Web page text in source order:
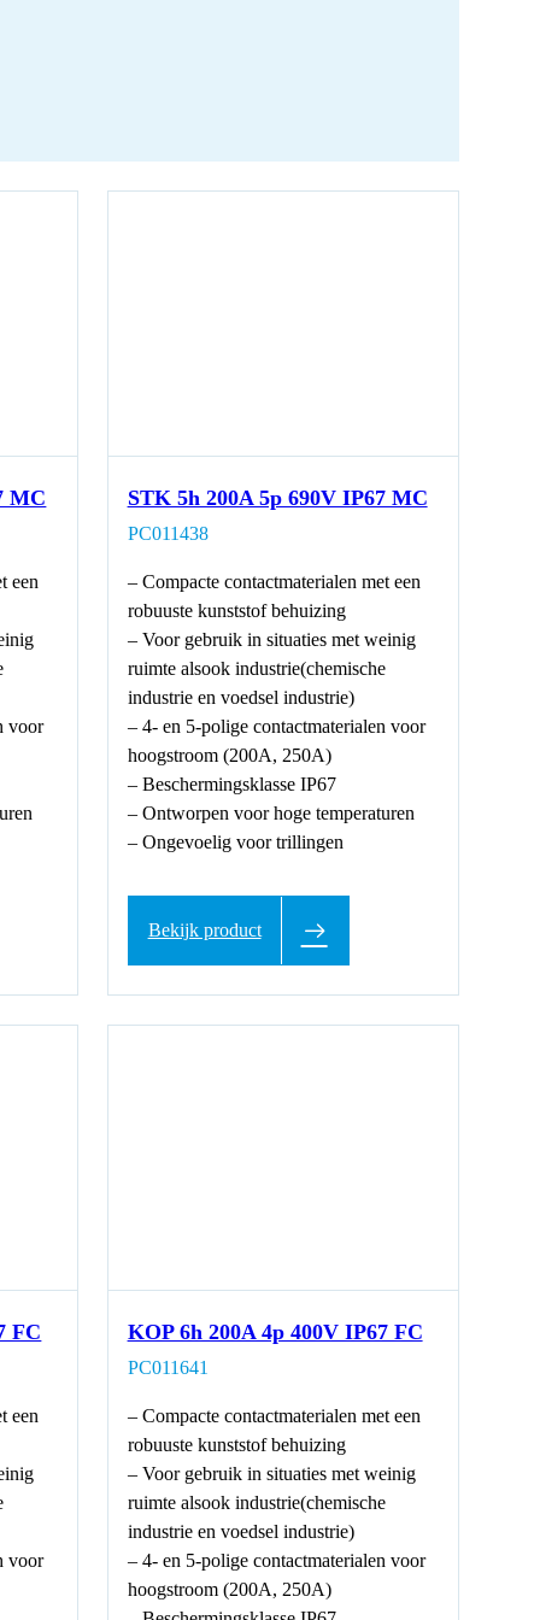
MC
een
voor
STK 5h 200A 5p 690V IP67 MC
PC011438
– Compacte contactmaterialen met een
robuuste kunststof behuizing
– Voor gebruik in situaties met weinig
ruimte alsook industrie(chemische
industrie en voedsel industrie)
– 4- en 5-polige contactmaterialen voor
hoogstroom (200A, 250A)
– Beschermingsklasse IP67
– Ontworpen voor hoge temperaturen
– Ongevoelig voor trillingen
Bekijk product
FC
een
voor
KOP 6h 200A 4p 400V IP67 FC
PC011641
– Compacte contactmaterialen met een
robuuste kunststof behuizing
– Voor gebruik in situaties met weinig
ruimte alsook industrie(chemische
industrie en voedsel industrie)
– 4- en 5-polige contactmaterialen voor
hoogstroom (200A, 250A)